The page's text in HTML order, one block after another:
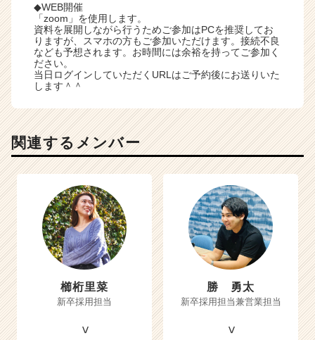
◆WEB開催
「zoom」を使用します。
資料を展開しながら行うためご参加はPCを推奨してお
りますが、スマホの方もご参加いただけます。接続不良
なども予想されます。お時間には余裕を持ってご参加く
ださい。
当日ログインしていただくURLはご予約後にお送りいた
します＾＾
関連するメンバー
櫛桁里菜
新卒採用担当
勝 勇太
新卒採用担当兼営業担当